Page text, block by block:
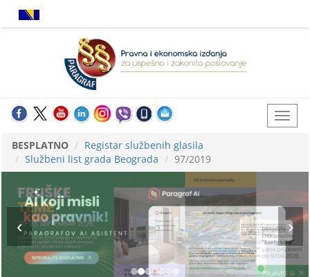
BESPLATNO
Registar službenih glasila
Službeni list grada Beograda
97/2019